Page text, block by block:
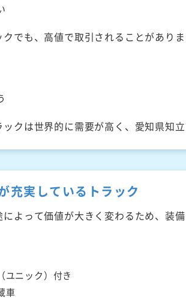
でも、高値で取引されることがありま
クは世界的に需要が高く、愛知県知
充実しているトラック
によって価値が大きく変わるため、装
ユニック）付き
車